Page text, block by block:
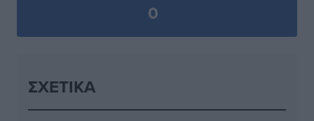
0
ΣΧΕΤΙΚΆ